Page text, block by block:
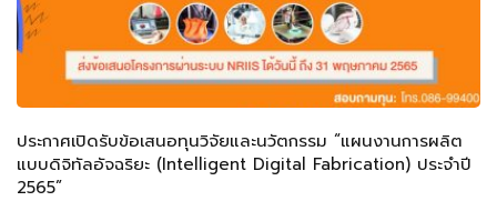
ประกาศเปิดรับข้อเสนอทุนวิจัยและนวัตกรรม “แผนงานการผลิต
แบบดิจิทัลอัจฉริยะ (Intelligent Digital Fabrication) ประจำปี
2565”